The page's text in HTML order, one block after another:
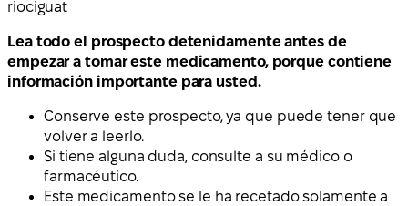
riociguat
Lea todo el prospecto detenidamente antes de
empezar a tomar este medicamento, porque contiene
información importante para usted.
Conserve este prospecto, ya que puede tener que
volver a leerlo.
Si tiene alguna duda, consulte a su médico o
farmacéutico.
Este medicamento se le ha recetado solamente a